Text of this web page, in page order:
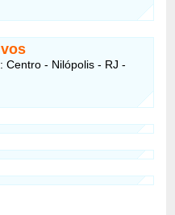
Centro - Nilópolis - RJ -